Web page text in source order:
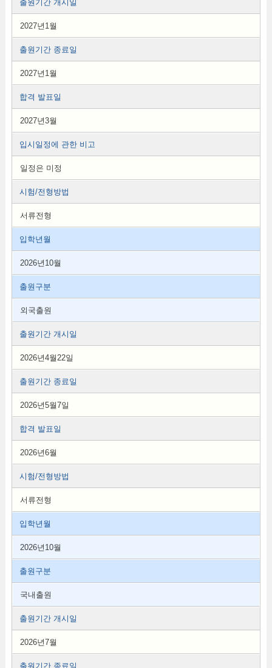
출원기간 개시일
2027년1월
출원기간 종료일
2027년1월
합격 발표일
2027년3월
입시일정에 관한 비고
일정은 미정
시험/전형방법
서류전형
입학년월
2026년10월
출원구분
외국출원
출원기간 개시일
2026년4월22일
출원기간 종료일
2026년5월7일
합격 발표일
2026년6월
시험/전형방법
서류전형
입학년월
2026년10월
출원구분
국내출원
출원기간 개시일
2026년7월
출원기간 종료일